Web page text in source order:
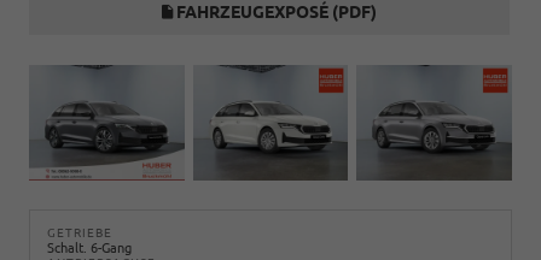
FAHRZEUGEXPOSÉ (PDF)
GETRIEBE
Schalt. 6-Gang